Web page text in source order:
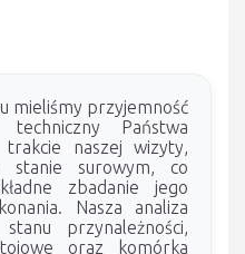
mieliśmy przyjemność
Państwa
naszej wizyty,
stanie surowym, co
zbadanie jego
Nasza analiza
przynależności,
oraz komórka